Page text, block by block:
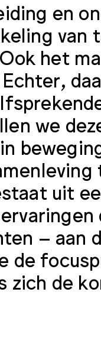
en
van
het
we
uit
– aan
de
zich de